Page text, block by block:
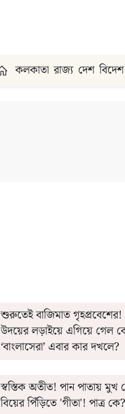
কলকাতা রাজ্য দেশ বিদেশ
শুরুতেই বাজিমাত
উদয়ের লড়াইয়ে এগিয়ে গেল
‘বাংলাসেরা’ এবার কার দখলে?
স্বস্তিক অতীত! পান পাতায় মুখ
বিয়ের পিঁড়িতে 'গীতা'! পাত্র কে?